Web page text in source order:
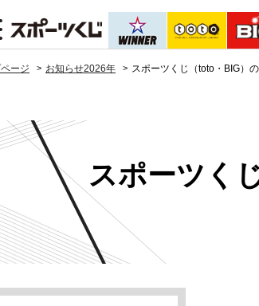
ージ お知らせ2026年 スポーツくじ（toto・BIG）
スポーツく